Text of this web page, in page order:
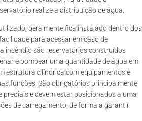
realize a distribuição de água.
geralmente fica instalado dentro dos
para acessar em caso de
incêndio são reservatórios construídos
e bombear uma quantidade de água em
estrutura cilíndrica com equipamentos e
funções. São obrigatórios principalmente
e devem estar posicionados a uma
de carregamento, de forma a garantir